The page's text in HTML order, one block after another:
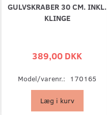
GULVSKRABER 30 CM. INKL.
KLINGE
389,00 DKK
Model/varenr.: 170165
Læg i kurv